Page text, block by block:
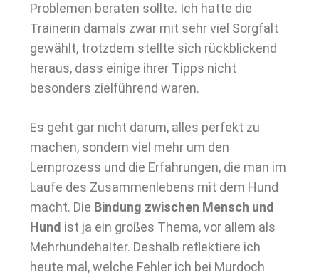
Problemen beraten sollte. Ich hatte die
Trainerin damals zwar mit sehr viel Sorgfalt
gewählt, trotzdem stellte sich rückblickend
heraus, dass einige ihrer Tipps nicht
besonders zielführend waren.
Es geht gar nicht darum, alles perfekt zu
machen, sondern viel mehr um den
Lernprozess und die Erfahrungen, die man im
Laufe des Zusammenlebens mit dem Hund
macht. Die Bindung zwischen Mensch und
Hund ist ja ein großes Thema, vor allem als
Mehrhundehalter. Deshalb reflektiere ich
heute mal, welche Fehler ich bei Murdoch